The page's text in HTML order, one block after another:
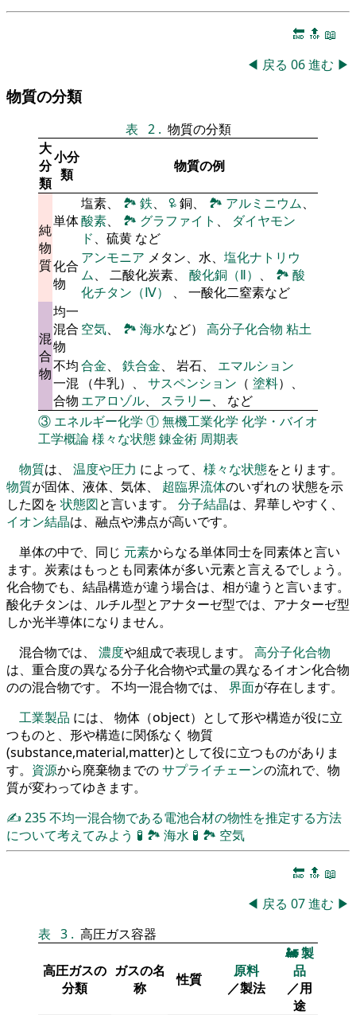
🔚 🔝 📖
◀ 戻る 06進む ▶
物質の分類
表 2 . 物質の分類
大
分
類
小分
類
物質の例
純
物
質
単体
塩素、 🏞 鉄、 🜠銅、 🏞 アルミニウム、
酸素、 🏞 グラファイト 、 ダイヤモン
ド、硫黄 など
化合
物
アンモニア メタン、水、 塩化ナトリウ
ム、 二酸化炭素、 酸化銅（Ⅱ） 、 🏞 酸
化チタン（Ⅳ） 、 一酸化二窒素など
混
合
物
均一
混合
物
空気、 🏞 海水など） 高分子化合物 粘土
不均
一混
合物
合金、 鉄合金、 岩石、 エマルション
（牛乳）、 サスペンション （ 塗料）、
エアロゾル、 スラリー、 など
③ エネルギー化学 ①無機工業化学 化学・バイオ
工学概論様々な状態錬金術 周期表
物質は、 温度や圧力 によって、 様々な状態をとります。
物質が固体、液体、気体、 超臨界流体のいずれの 状態を示
した図を 状態図と言います。 分子結晶は、昇華しやすく、
イオン結晶は、融点や沸点が高いです。
単体の中で、同じ 元素からなる単体同士を同素体と言い
ます。炭素はもっとも同素体が多い元素と言えるでしょう。
化合物でも、結晶構造が違う場合は、相が違うと言います。
酸化チタンは、ルチル型とアナターゼ型では、アナターゼ型
しか光半導体になりません。
混合物では、 濃度や組成で表現します。 高分子化合物
は、重合度の異なる分子化合物や式量の異なるイオン化合物
のの混合物です。 不均一混合物では、 界面が存在します。
工業製品 には、 物体（object）として形や構造が役に立
つものと、形や構造に関係なく 物質
(substance,material,matter)として役に立つものがありま
す。 資源から廃棄物までのサプライチェーンの流れで、物
質が変わってゆきます。
✍ 235不均一混合物である電池合材の物性を推定する方法
について考えてみよう 🧪 🏞 海水 🧪 🏞 空気
🔚 🔝 📖
◀ 戻る 07進む ▶
表 3 . 高圧ガス容器
高圧ガスの
分類
ガスの名
称
性質
原料
／製法
🚂製
品
／用
途